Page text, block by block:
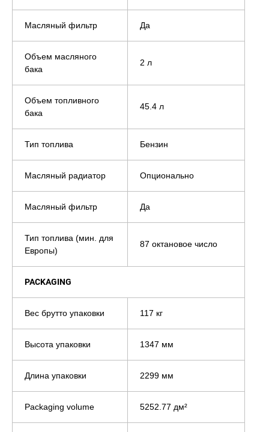
Масляный фильтр Да
Объем масляного
бака
2 л
Объем топливного
бака
45.4 л
Тип топлива Бензин
Масляный радиатор Опционально
Масляный фильтр Да
Тип топлива (мин. для
Европы)
87 октановое число
PACKAGING
Вес брутто упаковки 117 кг
Высота упаковки 1347 мм
Длина упаковки 2299 мм
Packaging volume 5252.77 дм²